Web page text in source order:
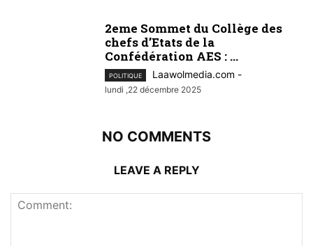
2eme Sommet du Collège des
chefs d’Etats de la
Confédération AES : ...
POLITIQUE Laawolmedia.com -
lundi ,22 décembre 2025
NO COMMENTS
LEAVE A REPLY